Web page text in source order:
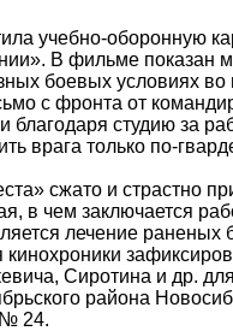
учебно-оборонную
В фильме показан
боевых условиях во
с фронта от
студию за
врага только по-
сжато и страстно
в чем заключается
лечение раненых
Сиротина и др.
района
№ 24.